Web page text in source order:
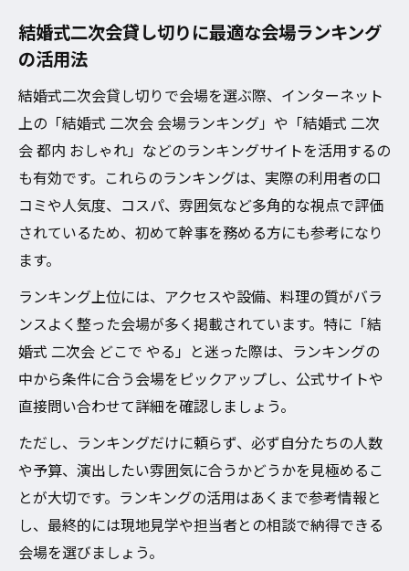
結婚式二次会貸し切りに最適な会場ランキング
の活用法
結婚式二次会貸し切りで会場を選ぶ際、インターネット
上の「結婚式 二次会 会場ランキング」や「結婚式 二次
会 都内 おしゃれ」などのランキングサイトを活用するの
も有効です。これらのランキングは、実際の利用者の口
コミや人気度、コスパ、雰囲気など多角的な視点で評価
されているため、初めて幹事を務める方にも参考になり
ます。
ランキング上位には、アクセスや設備、料理の質がバラ
ンスよく整った会場が多く掲載されています。特に「結
婚式 二次会 どこで やる」と迷った際は、ランキングの
中から条件に合う会場をピックアップし、公式サイトや
直接問い合わせて詳細を確認しましょう。
ただし、ランキングだけに頼らず、必ず自分たちの人数
や予算、演出したい雰囲気に合うかどうかを見極めるこ
とが大切です。ランキングの活用はあくまで参考情報と
し、最終的には現地見学や担当者との相談で納得できる
会場を選びましょう。